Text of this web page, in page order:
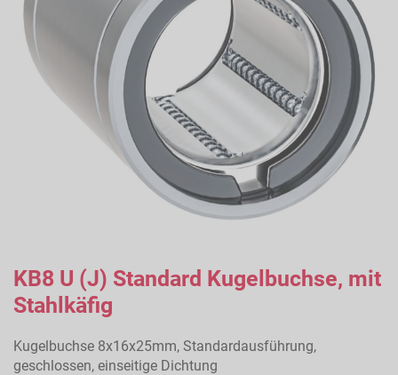
Anfang
der
Bildergalerie
KB8 U (J) Standard Kugelbuchse, mit
Stahlkäfig
Kugelbuchse 8x16x25mm, Standardausführung,
geschlossen, einseitige Dichtung